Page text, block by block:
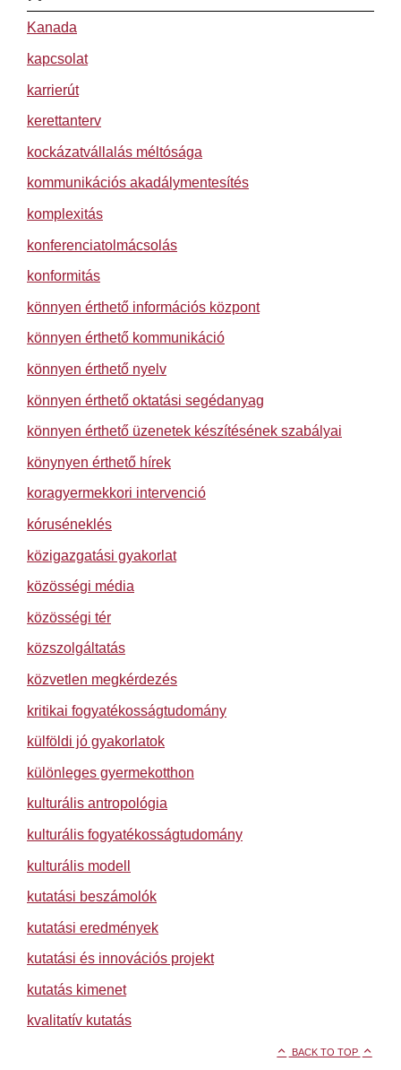
Kanada
kapcsolat
karrierút
kerettanterv
kockázatvállalás méltósága
kommunikációs akadálymentesítés
komplexitás
konferenciatolmácsolás
konformitás
könnyen érthető információs központ
könnyen érthető kommunikáció
könnyen érthető nyelv
könnyen érthető oktatási segédanyag
könnyen érthető üzenetek készítésének szabályai
könynyen érthető hírek
koragyermekkori intervenció
kóruséneklés
közigazgatási gyakorlat
közösségi média
közösségi tér
közszolgáltatás
közvetlen megkérdezés
kritikai fogyatékosságtudomány
külföldi jó gyakorlatok
különleges gyermekotthon
kulturális antropológia
kulturális fogyatékosságtudomány
kulturális modell
kutatási beszámolók
kutatási eredmények
kutatási és innovációs projekt
kutatás kimenet
kvalitatív kutatás
BACK TO TOP